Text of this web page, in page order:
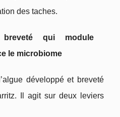
des taches.
qui module
le microbiome
développé et breveté
Il agit sur deux leviers